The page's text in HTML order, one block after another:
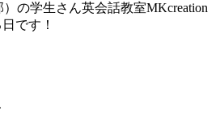
の学生さん英会話教室MKcreation
です！